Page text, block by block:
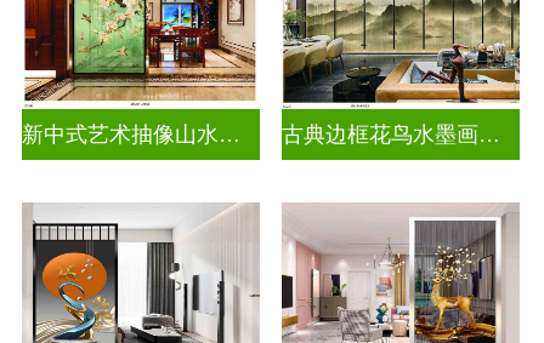
新中式艺术抽像山水画玻璃 古典边框花鸟水墨画玻璃